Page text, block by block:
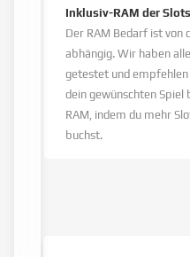
Inklusiv-RAM der Slots
Der RAM Bedarf ist von
abhängig. Wir haben
getestet und empfehlen
dein gewünschten Spiel
RAM, indem du mehr
buchst.